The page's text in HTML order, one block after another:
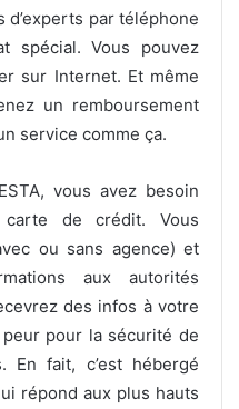
par téléphone
spécial. Vous pouvez
sur Internet. Et même
un remboursement
service comme ça.
vous avez besoin
carte de crédit. Vous
ou sans agence) et
aux autorités
des infos à votre
peur pour la sécurité de
En fait, c’est hébergé
répond aux plus hauts